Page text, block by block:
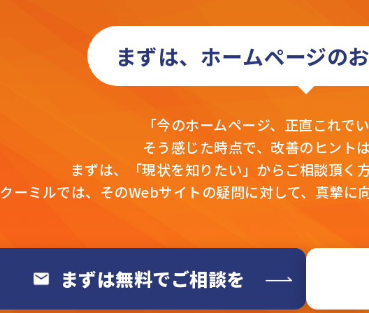
まずは、ホームページの
「今のホームページ、 正直これで
そう感じた時点で、 改善のヒント
まずは、「現状を知りたい」からご相談頂く
クーミルでは、そのWebサイトの疑問に対して、真摯に
まずは無料でご相談を